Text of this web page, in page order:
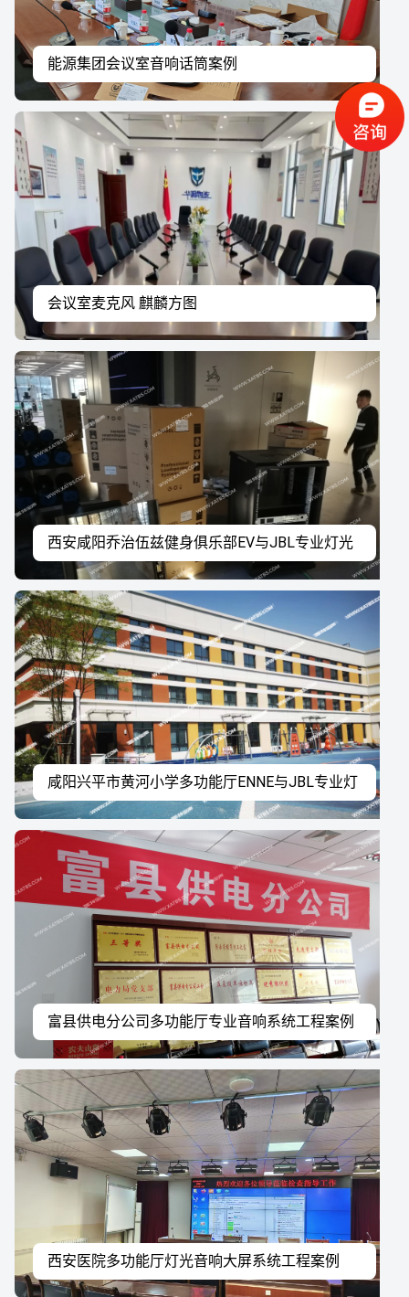
能源集团会议室音响话筒案例
会议室麦克风 麒麟方图
西安咸阳乔治伍兹健身俱乐部EV与JBL专业灯光
音响系统工程案例
咸阳兴平市黄河小学多功能厅ENNE与JBL专业灯
光音响系统工程案例
富县供电分公司多功能厅专业音响系统工程案例
西安医院多功能厅灯光音响大屏系统工程案例